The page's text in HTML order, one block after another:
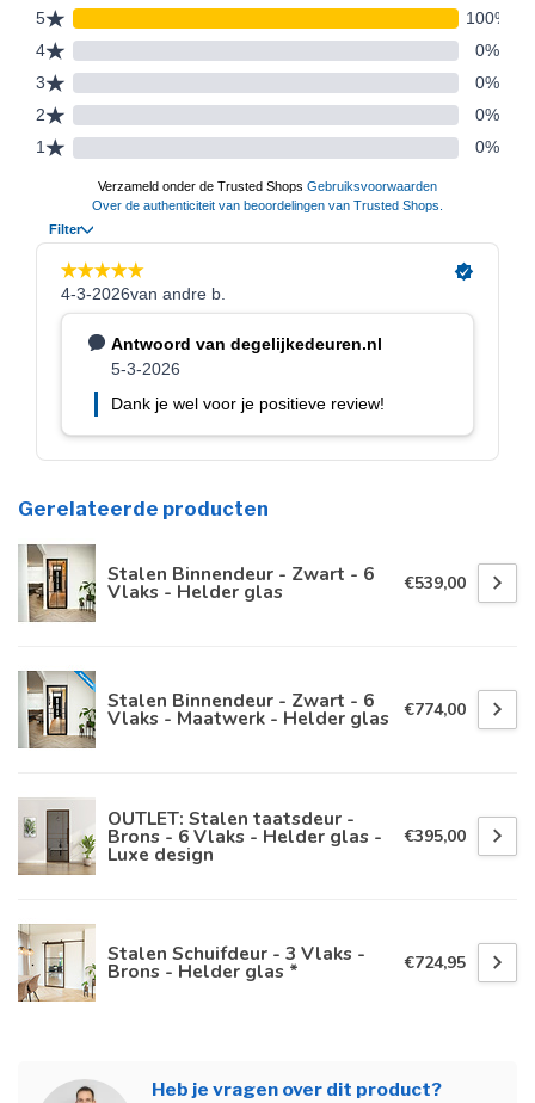
Gerelateerde producten
Stalen Binnendeur - Zwart - 6
Vlaks - Helder glas €539,00
Stalen Binnendeur - Zwart - 6
Vlaks - Maatwerk - Helder glas €774,00
OUTLET: Stalen taatsdeur -
Brons - 6 Vlaks - Helder glas -
Luxe design
€395,00
Stalen Schuifdeur - 3 Vlaks -
Brons - Helder glas * €724,95
Heb je vragen over dit product?